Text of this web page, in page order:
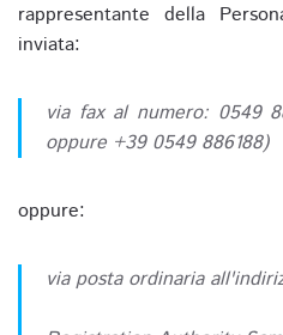
rappresentante della
inviata:
via fax al numero: 0549
oppure +39 0549 886188)
oppure:
via posta ordinaria